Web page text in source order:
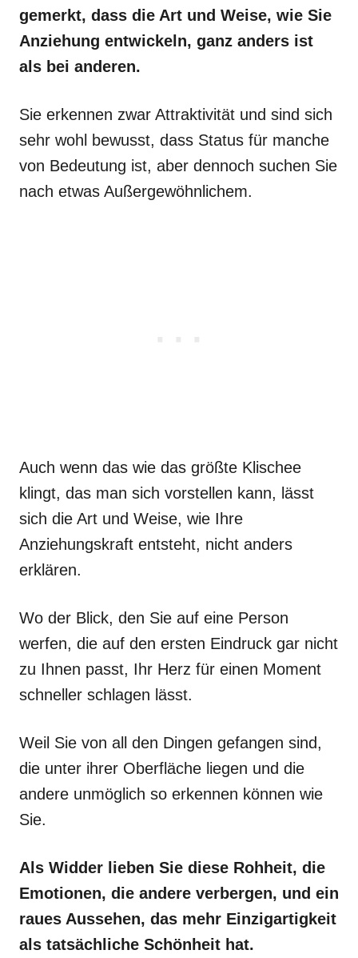
gemerkt, dass die Art und Weise, wie Sie
Anziehung entwickeln, ganz anders ist
als bei anderen.
Sie erkennen zwar Attraktivität und sind sich
sehr wohl bewusst, dass Status für manche
von Bedeutung ist, aber dennoch suchen Sie
nach etwas Außergewöhnlichem.
Auch wenn das wie das größte Klischee
klingt, das man sich vorstellen kann, lässt
sich die Art und Weise, wie Ihre
Anziehungskraft entsteht, nicht anders
erklären.
Wo der Blick, den Sie auf eine Person
werfen, die auf den ersten Eindruck gar nicht
zu Ihnen passt, Ihr Herz für einen Moment
schneller schlagen lässt.
Weil Sie von all den Dingen gefangen sind,
die unter ihrer Oberfläche liegen und die
andere unmöglich so erkennen können wie
Sie.
Als Widder lieben Sie diese Rohheit, die
Emotionen, die andere verbergen, und ein
raues Aussehen, das mehr Einzigartigkeit
als tatsächliche Schönheit hat.